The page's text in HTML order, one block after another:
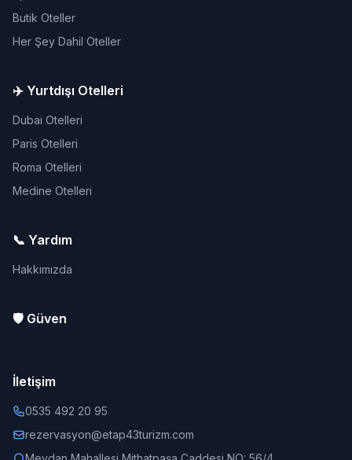
Butik Oteller
Her Şey Dahil Oteller
✈️ Yurtdışı Otelleri
Dubai Otelleri
Paris Otelleri
Roma Otelleri
Medine Otelleri
📞 Yardım
Hakkımızda
🛡️ Güven
İletişim
0535 492 20 95
rezervasyon@etap43turizm.com